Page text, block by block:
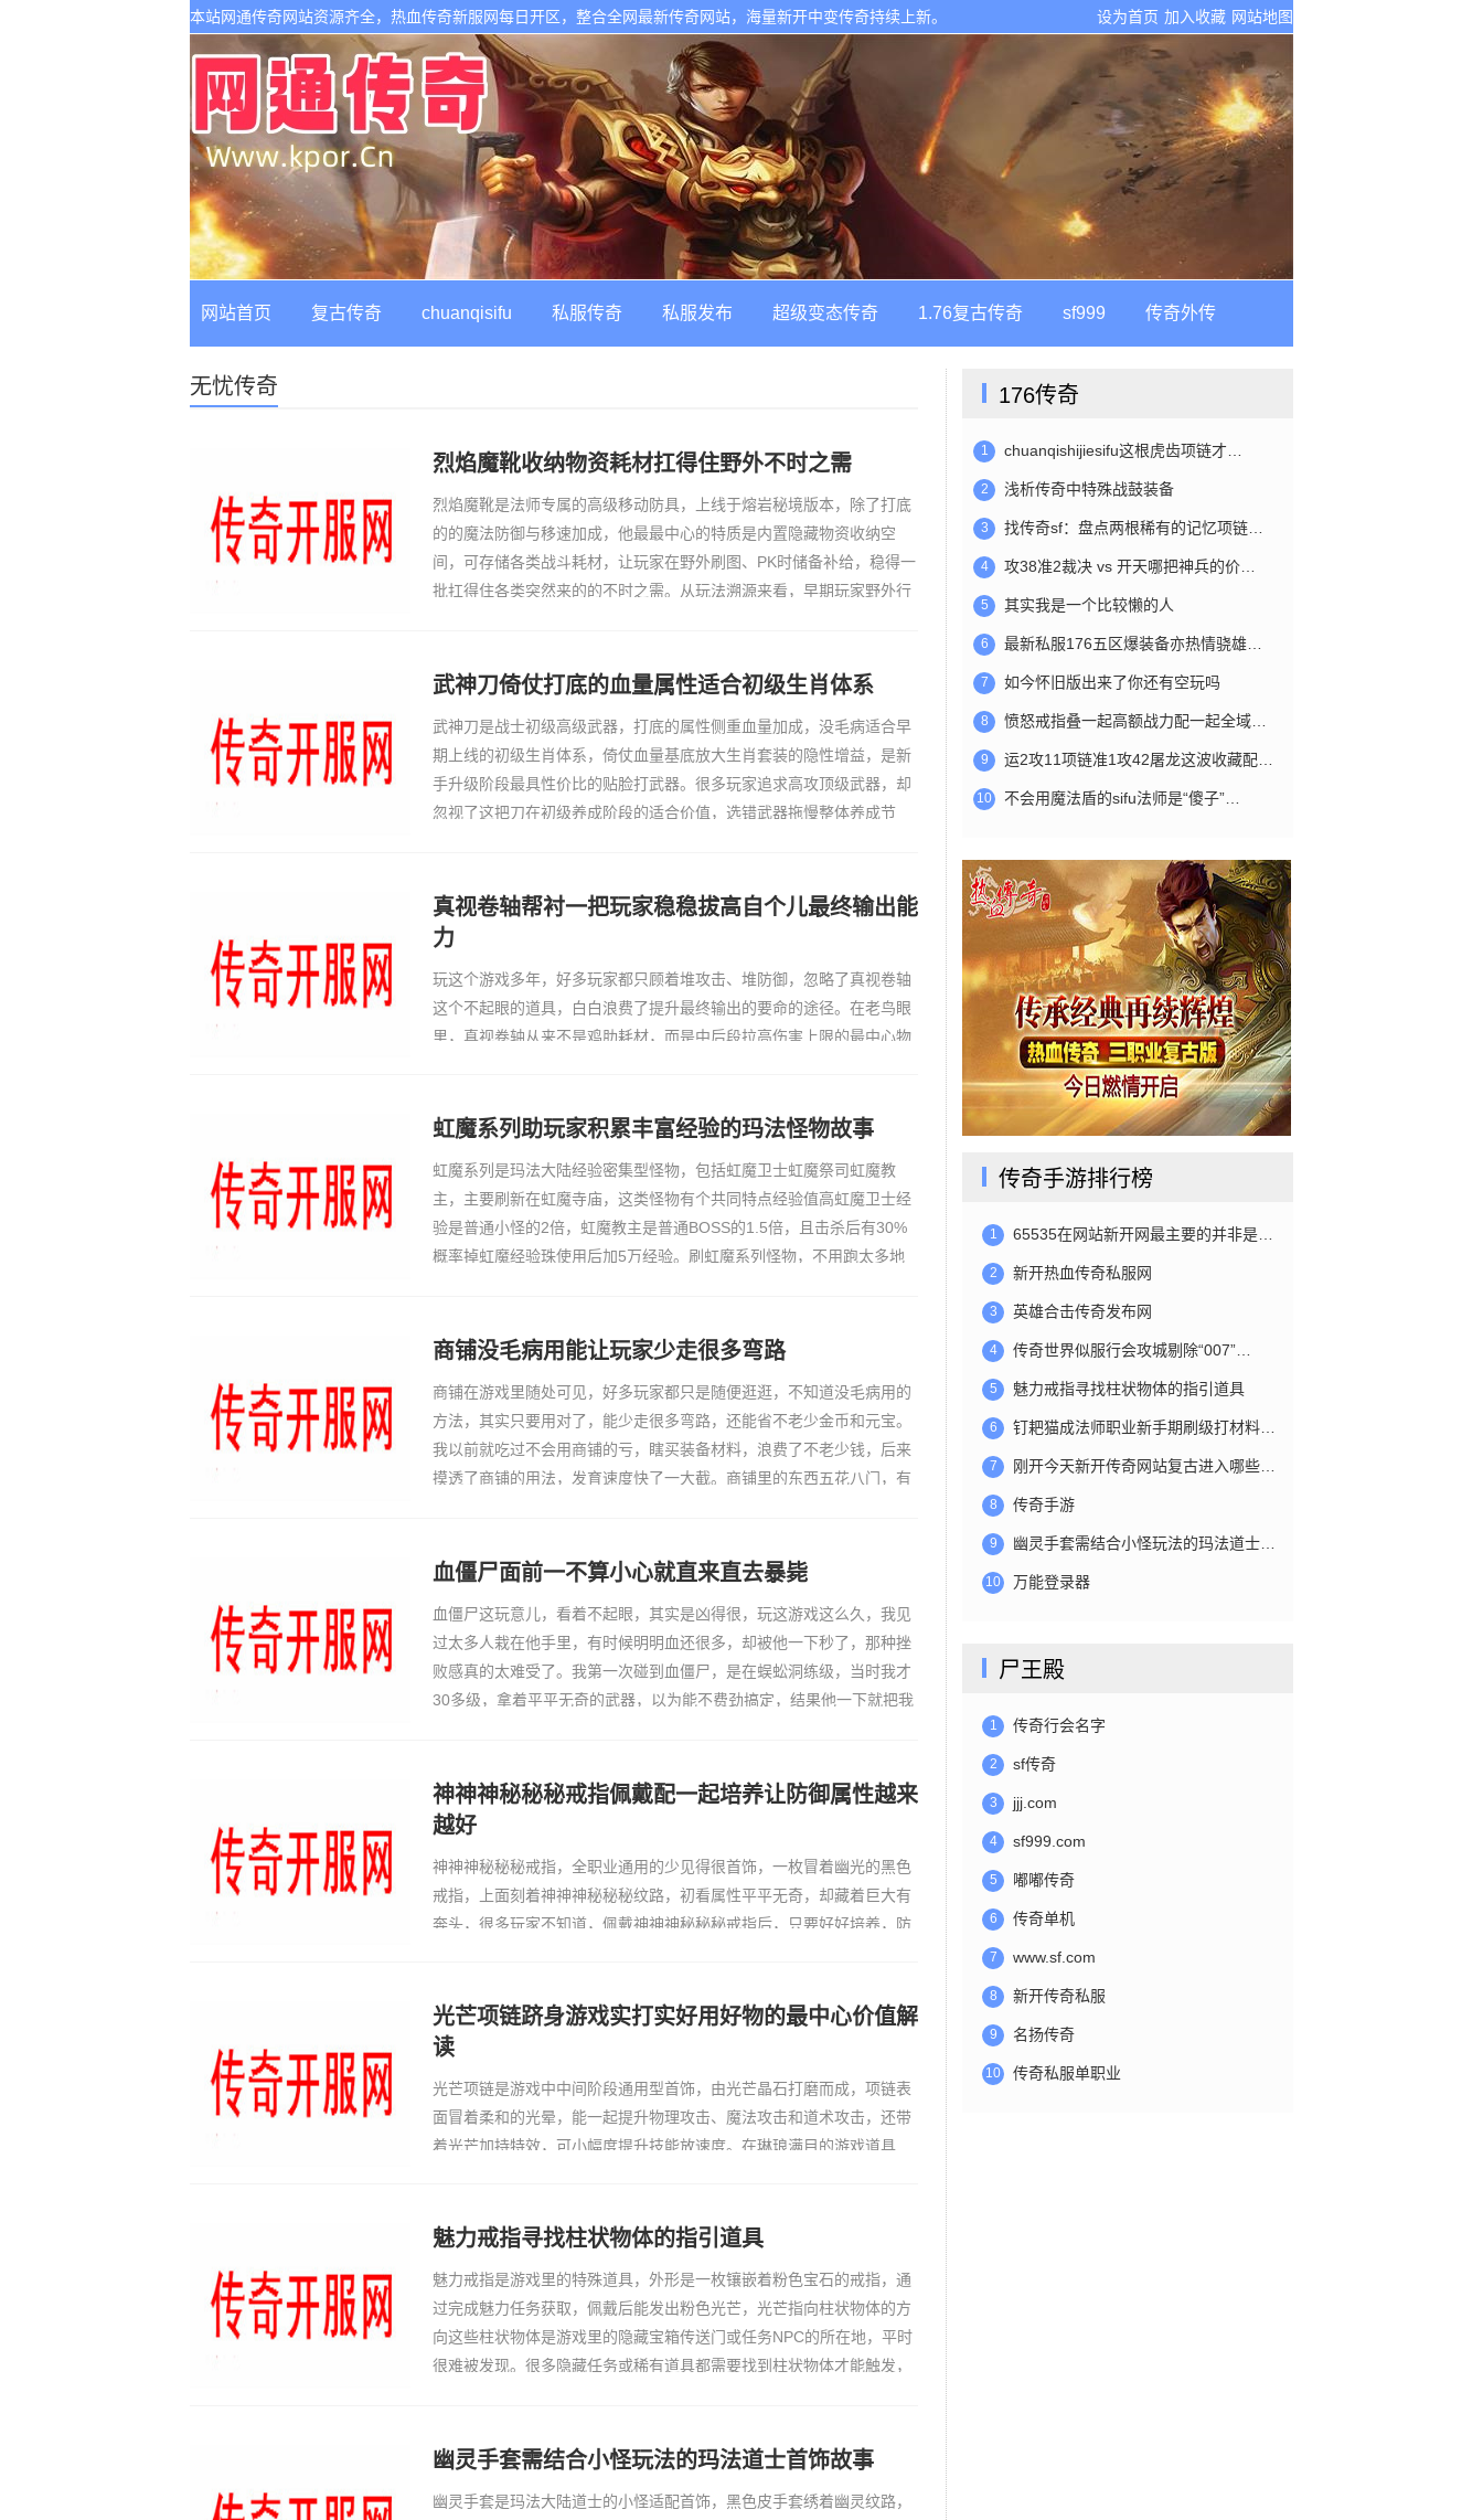
设为首页 加入收藏 网站地图
本站网通传奇网站资源齐全，热血传奇新服网每日开区，整合全网最新传奇网站，海量新开中变传奇持续上新。
网站首页 复古传奇 chuanqisifu 私服传奇 私服发布 超级变态传奇 1.76复古传奇 sf999 传奇外传
无忧传奇
烈焰魔靴收纳物资耗材扛得住野外不时之需
烈焰魔靴是法师专属的高级移动防具，上线于熔岩秘境版本，除了打底
的的魔法防御与移速加成，他最最中心的特质是内置隐藏物资收纳空
间，可存储各类战斗耗材，让玩家在野外刷图、PK时储备补给，稳得一
批扛得住各类突然来的的不时之需。从玩法溯源来看，早期玩家野外行
武神刀倚仗打底的血量属性适合初级生肖体系
武神刀是战士初级高级武器，打底的属性侧重血量加成，没毛病适合早
期上线的初级生肖体系，倚仗血量基底放大生肖套装的隐性增益，是新
手升级阶段最具性价比的贴脸打武器。很多玩家追求高攻顶级武器，却
忽视了这把刀在初级养成阶段的适合价值，选错武器拖慢整体养成节
真视卷轴帮衬一把玩家稳稳拔高自个儿最终输出能
力
玩这个游戏多年，好多玩家都只顾着堆攻击、堆防御，忽略了真视卷轴
这个不起眼的道具，白白浪费了提升最终输出的要命的途径。在老鸟眼
里，真视卷轴从来不是鸡肋耗材，而是中后段拉高伤害上限的最中心物
闯关高阶BOS
虹魔系列助玩家积累丰富经验的玛法怪物故事
虹魔系列是玛法大陆经验密集型怪物，包括虹魔卫士虹魔祭司虹魔教
主，主要刷新在虹魔寺庙，这类怪物有个共同特点经验值高虹魔卫士经
验是普通小怪的2倍，虹魔教主是普通BOSS的1.5倍，且击杀后有30%
概率掉虹魔经验珠使用后加5万经验。刷虹魔系列怪物，不用跑太多地
商铺没毛病用能让玩家少走很多弯路
商铺在游戏里随处可见，好多玩家都只是随便逛逛，不知道没毛病用的
方法，其实只要用对了，能少走很多弯路，还能省不老少金币和元宝。
我以前就吃过不会用商铺的亏，瞎买装备材料，浪费了不老少钱，后来
摸透了商铺的用法，发育速度快了一大截。商铺里的东西五花八门，有
血僵尸面前一不算小心就直来直去暴毙
血僵尸这玩意儿，看着不起眼，其实是凶得很，玩这游戏这么久，我见
过太多人栽在他手里，有时候明明血还很多，却被他一下秒了，那种挫
败感真的太难受了。我第一次碰到血僵尸，是在蜈蚣洞练级，当时我才
30多级，拿着平平无奇的武器，以为能不费劲搞定，结果他一下就把我
神神神秘秘秘戒指佩戴配一起培养让防御属性越来
越好
神神神秘秘秘戒指，全职业通用的少见得很首饰，一枚冒着幽光的黑色
戒指，上面刻着神神神秘秘秘纹路，初看属性平平无奇，却藏着巨大有
奔头，很多玩家不知道，佩戴神神神秘秘秘戒指后，只要好好培养，防
戴上的时候，
光芒项链跻身游戏实打实好用好物的最中心价值解
读
光芒项链是游戏中中间阶段通用型首饰，由光芒晶石打磨而成，项链表
面冒着柔和的光晕，能一起提升物理攻击、魔法攻击和道术攻击，还带
着光芒加持特效，可小幅度提升技能放速度。在琳琅满目的游戏道具
难度，无疑是中间
魅力戒指寻找柱状物体的指引道具
魅力戒指是游戏里的特殊道具，外形是一枚镶嵌着粉色宝石的戒指，通
过完成魅力任务获取，佩戴后能发出粉色光芒，光芒指向柱状物体的方
向这些柱状物体是游戏里的隐藏宝箱传送门或任务NPC的所在地，平时
很难被发现。很多隐藏任务或稀有道具都需要找到柱状物体才能触发，
幽灵手套需结合小怪玩法的玛法道士首饰故事
幽灵手套是玛法大陆道士的小怪适配首饰，黑色皮手套绣着幽灵纹路，
176传奇
1 chuanqishijiesifu这根虎齿项链才…
2 浅析传奇中特殊战鼓装备
3 找传奇sf：盘点两根稀有的记忆项链…
4 攻38准2裁决 vs 开天哪把神兵的价…
5 其实我是一个比较懒的人
6 最新私服176五区爆装备亦热情骁雄…
7 如今怀旧版出来了你还有空玩吗
8 愤怒戒指叠一起高额战力配一起全域…
9 运2攻11项链准1攻42屠龙这波收藏配…
10 不会用魔法盾的sifu法师是“傻子”…
传奇手游排行榜
1 65535在网站新开网最主要的并非是…
2 新开热血传奇私服网
3 英雄合击传奇发布网
4 传奇世界似服行会攻城剔除“007”…
5 魅力戒指寻找柱状物体的指引道具
6 钉耙猫成法师职业新手期刷级打材料…
7 刚开今天新开传奇网站复古进入哪些…
8 传奇手游
9 幽灵手套需结合小怪玩法的玛法道士…
10 万能登录器
尸王殿
1 传奇行会名字
2 sf传奇
3 jjj.com
4 sf999.com
5 嘟嘟传奇
6 传奇单机
7 www.sf.com
8 新开传奇私服
9 名扬传奇
10 传奇私服单职业